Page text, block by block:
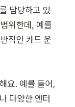
담당하고 있
위한데, 예를
적인 카드 운
요. 예를 들어,
다양한 엔터